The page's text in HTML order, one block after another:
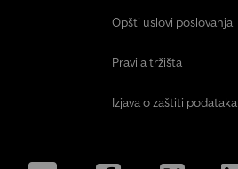
Opšti uslovi poslovanja
Pravila tržišta
Izjava o zaštiti podataka